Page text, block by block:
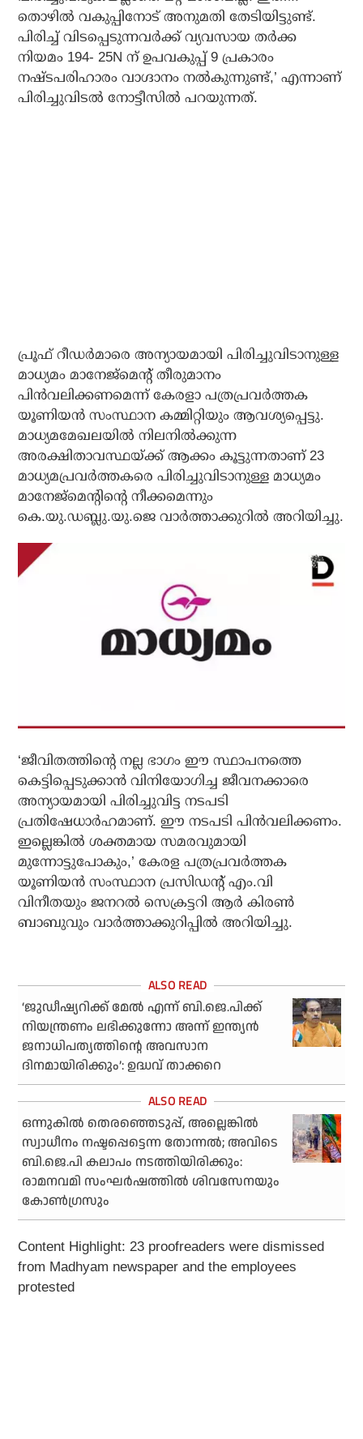
തൊഴില്‍ വകുപ്പിനോട് അനുമതി തേടിയിട്ടുണ്ട്.
പിരിച്ച് വിടപ്പെടുന്നവര്‍ക്ക് വ്യവസായ തര്‍ക്ക
നിയമം 194- 25N ന് ഉപവകുപ്പ് 9 പ്രകാരം
നഷ്ടപരിഹാരം വാഗ്ദാനം നല്‍കുന്നുണ്ട്,’ എന്നാണ്
പിരിച്ചുവിടല്‍ നോട്ടീസില്‍ പറയുന്നത്.
പ്രൂഫ് റീഡര്‍മാരെ അന്യായമായി പിരിച്ചുവിടാനുള്ള
മാധ്യമം മാനേജ്‌മെന്റ് തീരുമാനം
പിന്‍വലിക്കണമെന്ന് കേരളാ പത്രപ്രവര്‍ത്തക
യൂണിയന്‍ സംസ്ഥാന കമ്മിറ്റിയും ആവശ്യപ്പെട്ടു.
മാധ്യമമേഖലയില്‍ നിലനില്‍ക്കുന്ന
അരക്ഷിതാവസ്ഥയ്ക്ക് ആക്കം കൂട്ടുന്നതാണ് 23
മാധ്യമപ്രവര്‍ത്തകരെ പിരിച്ചുവിടാനുള്ള മാധ്യമം
മാനേജ്‌മെന്റിന്റെ നീക്കമെന്നും
കെ.യു.ഡബ്ലു.യു.ജെ വാര്‍ത്താക്കുറില്‍ അറിയിച്ചു.
‘ജീവിതത്തിന്റെ നല്ല ഭാഗം ഈ സ്ഥാപനത്തെ
കെട്ടിപ്പെടുക്കാന്‍ വിനിയോഗിച്ച ജീവനക്കാരെ
അന്യായമായി പിരിച്ചുവിട്ട നടപടി
പ്രതിഷേധാര്‍ഹമാണ്. ഈ നടപടി പിന്‍വലിക്കണം.
ഇല്ലെങ്കില്‍ ശക്തമായ സമരവുമായി
മുന്നോട്ടുപോകും,’ കേരള പത്രപ്രവര്‍ത്തക
യൂണിയന്‍ സംസ്ഥാന പ്രസിഡന്റ് എം.വി
വിനീതയും ജനറല്‍ സെക്രട്ടറി ആര്‍ കിരണ്‍
ബാബുവും വാര്‍ത്താക്കുറിപ്പില്‍ അറിയിച്ചു.
‘ജുഡീഷ്യറിക്ക് മേല്‍ എന്ന് ബി.ജെ.പിക്ക്
നിയന്ത്രണം ലഭിക്കുന്നോ അന്ന് ഇന്ത്യന്‍
ജനാധിപത്യത്തിന്റെ അവസാന
ദിനമായിരിക്കും’: ഉദ്ധവ് താക്കറെ
ഒന്നുകില്‍ തെരഞ്ഞെടുപ്പ്, അല്ലെങ്കില്‍
സ്വാധീനം നഷ്ടപ്പെട്ടെന്ന തോന്നല്‍; അവിടെ
ബി.ജെ.പി കലാപം നടത്തിയിരിക്കും:
രാമനവമി സംഘര്‍ഷത്തില്‍ ശിവസേനയും
കോണ്‍ഗ്രസും
Content Highlight: 23 proofreaders were dismissed
from Madhyam newspaper and the employees
protested